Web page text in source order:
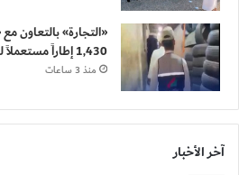
«التجارة» بالتعاون
1,430 إطاراً مستعملاً لبيعها للمستهلكين
منذ 3 ساعات
آخر الأخبار